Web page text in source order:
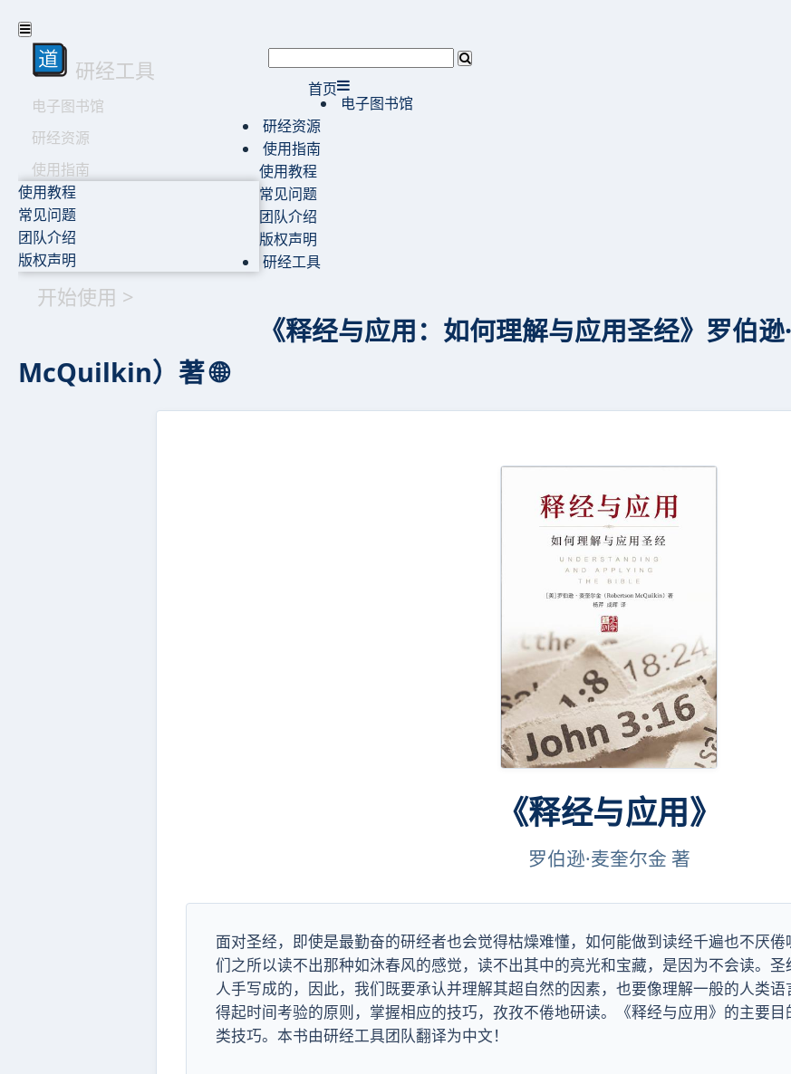
研经工具
电子图书馆
研经资源
使用指南
使用教程
常见问题
团队介绍
版权声明
开始使用 >
首页
电子图书馆
研经资源
使用指南
使用教程
常见问题
团队介绍
版权声明
研经工具
《释经与应用：如何理解与应用圣经》罗伯
McQuilkin）著 🌐
《释经与应用》
罗伯逊·麦奎尔金 著
面对圣经，即使是最勤奋的研经者也会觉得枯燥难懂，如何能做到读经千遍也不厌
们之所以读不出那种如沐春风的感觉，读不出其中的亮光和宝藏，是因为不会读。
人手写成的，因此，我们既要承认并理解其超自然的因素，也要像理解一般的人类
得起时间考验的原则，掌握相应的技巧，孜孜不倦地研读。《释经与应用》的主要
类技巧。本书由研经工具团队翻译为中文！